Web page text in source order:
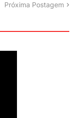
Próxima Postagem